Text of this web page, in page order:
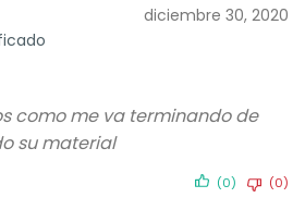
diciembre 30, 2020
como me va terminando de
su material
(0) (0)